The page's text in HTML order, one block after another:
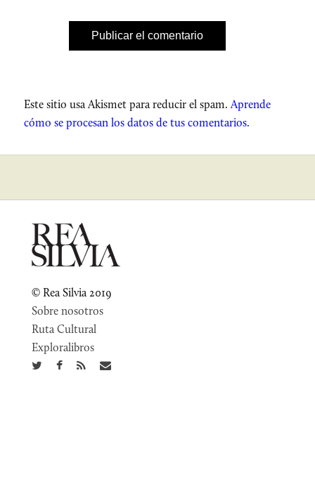
Este sitio usa Akismet para reducir el spam.Aprende
cómo se procesan los datos de tus comentarios.
© Rea Silvia 2019
Sobre nosotros
Ruta Cultural
Exploralibros